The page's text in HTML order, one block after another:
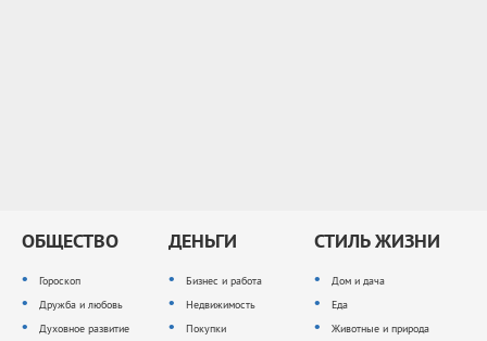
ОБЩЕСТВО
Гороскоп
Дружба и любовь
Духовное развитие
ДЕНЬГИ
Бизнес и работа
Недвижимость
Покупки
СТИЛЬ ЖИЗНИ
Дом и дача
Еда
Животные и природа